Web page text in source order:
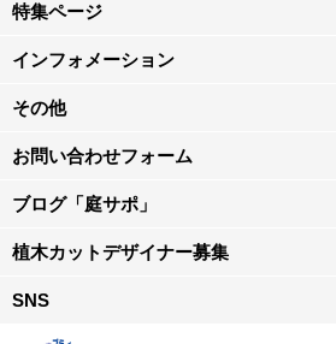
特集ページ
インフォメーション
その他
お問い合わせフォーム
ブログ「庭サポ」
植木カットデザイナー募集
SNS